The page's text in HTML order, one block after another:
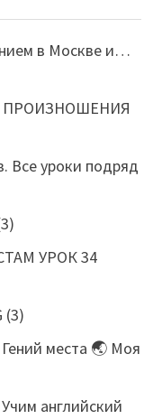
в Москве и…
ПРОИЗНОШЕНИЯ
Все уроки подряд
УРОК 34
(3)
места 🌏 Моя
английский